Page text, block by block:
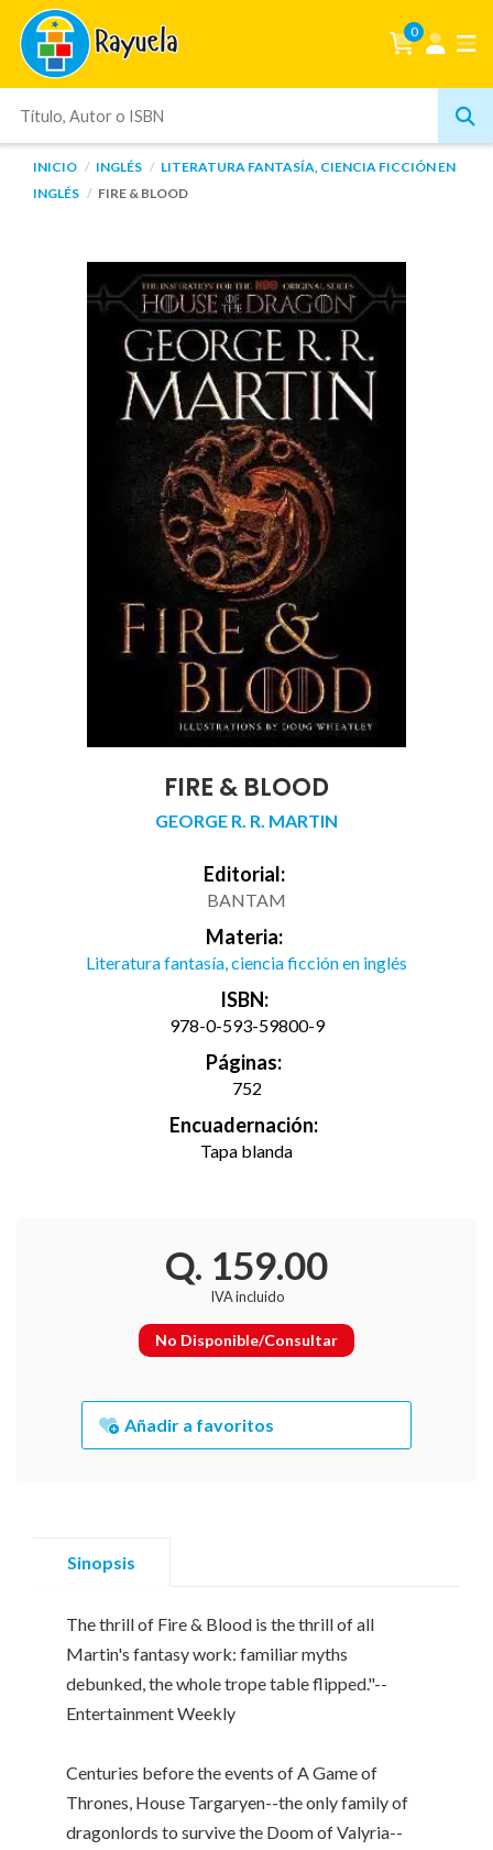
0
INICIO INGLÉS
LITERATURA FANTASÍA, CIENCIA FICCIÓN EN
INGLÉS
FIRE & BLOOD
FIRE & BLOOD
GEORGE R. R. MARTIN
Editorial:
BANTAM
Materia:
Literatura fantasía, ciencia ficción en inglés
ISBN:
978-0-593-59800-9
Páginas:
752
Encuadernación:
Tapa blanda
Q. 159.00
IVA incluido
No Disponible/Consultar
Añadir a favoritos
Sinopsis
The thrill of Fire & Blood is the thrill of all
Martin's fantasy work: familiar myths
debunked, the whole trope table flipped."--
Entertainment Weekly
Centuries before the events of A Game of
Thrones, House Targaryen--the only family of
dragonlords to survive the Doom of Valyria--